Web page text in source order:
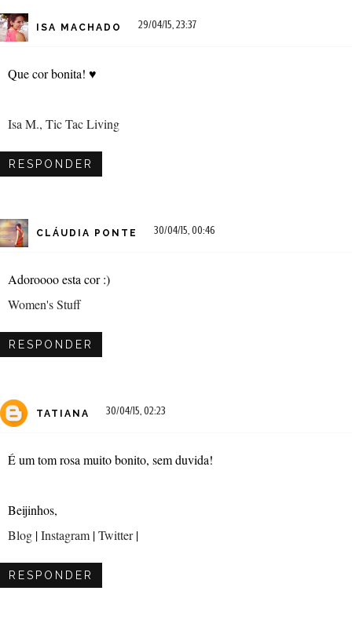
ISA MACHADO 29/04/15, 23:37
Que cor bonita! ♥
Isa M., Tic Tac Living
RESPONDER
CLÁUDIA PONTE 30/04/15, 00:46
Adoroooo esta cor :)
Women's Stuff
RESPONDER
TATIANA 30/04/15, 02:23
É um tom rosa muito bonito, sem duvida!
Beijinhos,
Blog |Instagram |Twitter|
RESPONDER